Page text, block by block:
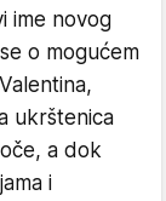
ime novog
o mogućem
ukrštenica
a dok
i